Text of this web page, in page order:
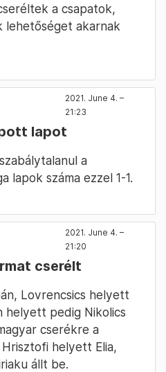
a csapatok,
lehetőséget akarnak
2021. June 4. –
21:23
lapot
a
lapok száma ezzel 1-1.
2021. June 4. –
21:20
cserélt
Lovrencsics helyett
helyett pedig Nikolics
cserékre a
helyett Elia,
állt be.